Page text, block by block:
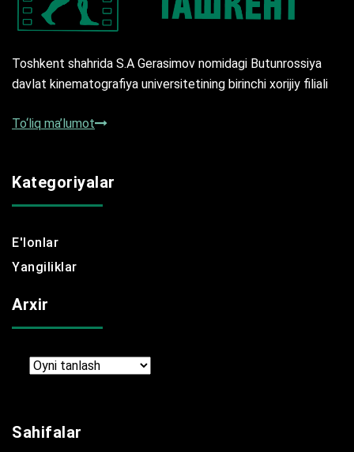
Toshkent shahrida S.A Gerasimov nomidagi Butunrossiya
davlat kinematografiya universitetining birinchi xorijiy filiali
To‘liq ma’lumot
Kategoriyalar
E'lonlar
Yangiliklar
Arxir
Arxir
Sahifalar